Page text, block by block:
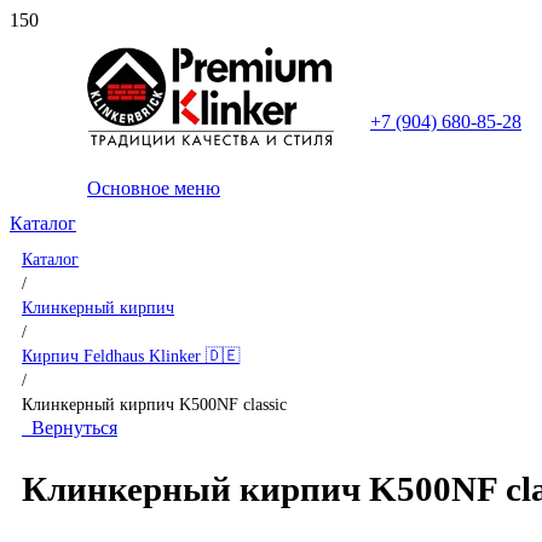
+7 (904) 680-85-28
Основное меню
Каталог
Каталог
/
Клинкерный кирпич
/
Кирпич Feldhaus Klinker 🇩🇪
/
Клинкерный кирпич K500NF classic
Вернуться
Клинкерный кирпич K500NF